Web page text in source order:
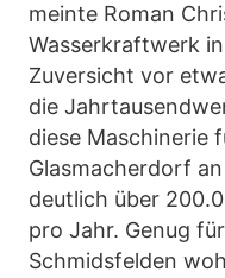
meinte Roman
Wasserkraftwerk
Zuversicht vor
die
diese Maschinerie
Glasmacherdorf
deutlich über
pro Jahr. Genug
Schmidsfelden